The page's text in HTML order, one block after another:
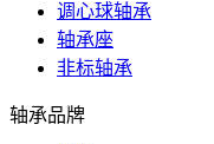
调心球轴承
轴承座
非标轴承
轴承品牌